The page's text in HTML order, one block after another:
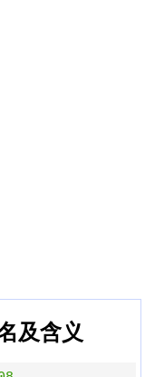
及含义